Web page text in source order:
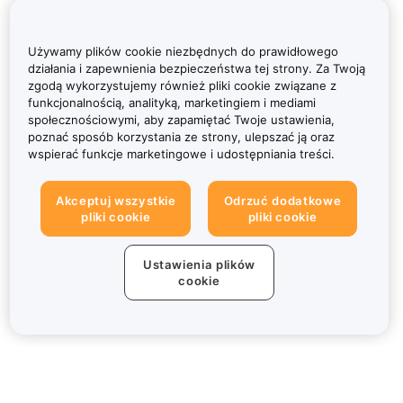
Używamy plików cookie niezbędnych do prawidłowego
działania i zapewnienia bezpieczeństwa tej strony. Za Twoją
zgodą wykorzystujemy również pliki cookie związane z
funkcjonalnością, analityką, marketingiem i mediami
społecznościowymi, aby zapamiętać Twoje ustawienia,
poznać sposób korzystania ze strony, ulepszać ją oraz
wspierać funkcje marketingowe i udostępniania treści.
Akceptuj wszystkie
pliki cookie
Odrzuć dodatkowe
pliki cookie
Ustawienia plików
cookie